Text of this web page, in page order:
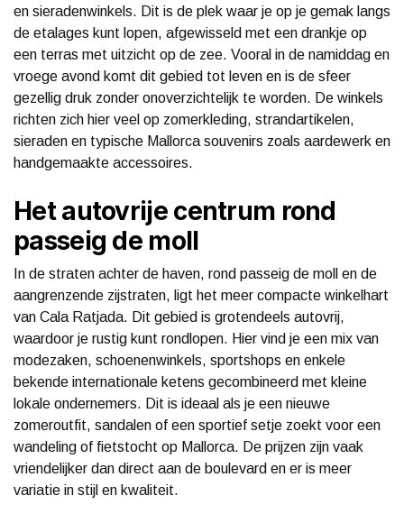
en sieradenwinkels. Dit is de plek waar je op je gemak langs
de etalages kunt lopen, afgewisseld met een drankje op
een terras met uitzicht op de zee. Vooral in de namiddag en
vroege avond komt dit gebied tot leven en is de sfeer
gezellig druk zonder onoverzichtelijk te worden. De winkels
richten zich hier veel op zomerkleding, strandartikelen,
sieraden en typische Mallorca souvenirs zoals aardewerk en
handgemaakte accessoires.
Het autovrije centrum rond
passeig de moll
In de straten achter de haven, rond passeig de moll en de
aangrenzende zijstraten, ligt het meer compacte winkelhart
van Cala Ratjada. Dit gebied is grotendeels autovrij,
waardoor je rustig kunt rondlopen. Hier vind je een mix van
modezaken, schoenenwinkels, sportshops en enkele
bekende internationale ketens gecombineerd met kleine
lokale ondernemers. Dit is ideaal als je een nieuwe
zomeroutfit, sandalen of een sportief setje zoekt voor een
wandeling of fietstocht op Mallorca. De prijzen zijn vaak
vriendelijker dan direct aan de boulevard en er is meer
variatie in stijl en kwaliteit.